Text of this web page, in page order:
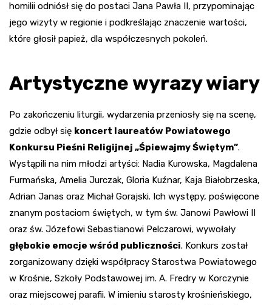
homilii odniósł się do postaci Jana Pawła II, przypominając
jego wizyty w regionie i podkreślając znaczenie wartości,
które głosił papież, dla współczesnych pokoleń.
Artystyczne wyrazy wiary
Po zakończeniu liturgii, wydarzenia przeniosły się na scenę,
gdzie odbył się koncert laureatów Powiatowego
Konkursu Pieśni Religijnej „Śpiewajmy Świętym”.
Wystąpili na nim młodzi artyści: Nadia Kurowska, Magdalena
Furmańska, Amelia Jurczak, Gloria Kuźnar, Kaja Białobrzeska,
Adrian Janas oraz Michał Gorajski. Ich występy, poświęcone
znanym postaciom świętych, w tym św. Janowi Pawłowi II
oraz św. Józefowi Sebastianowi Pelczarowi, wywołały
głębokie emocje wśród publiczności. Konkurs został
zorganizowany dzięki współpracy Starostwa Powiatowego
w Krośnie, Szkoły Podstawowej im. A. Fredry w Korczynie
oraz miejscowej parafii. W imieniu starosty krośnieńskiego,